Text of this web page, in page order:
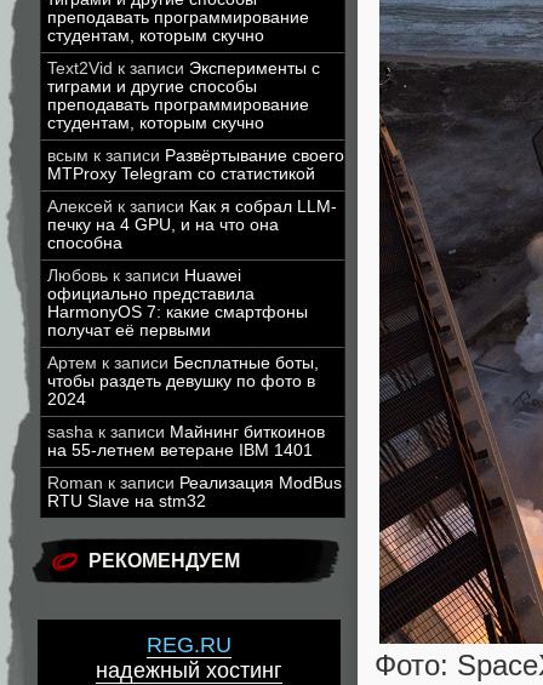
преподавать программирование
студентам, которым скучно
Text2Vid к записи Эксперименты с
тиграми и другие способы
преподавать программирование
студентам, которым скучно
всым к записи Развёртывание своего
MTProxy Telegram со статистикой
Алексей к записи Как я собрал LLM-
печку на 4 GPU, и на что она
способна
Любовь к записи Huawei
официально представила
HarmonyOS 7: какие смартфоны
получат её первыми
Артем к записи Бесплатные боты,
чтобы раздеть девушку по фото в
2024
sasha к записи Майнинг биткоинов
на 55-летнем ветеране IBM 1401
Roman к записи Реализация ModBus
RTU Slave на stm32
РЕКОМЕНДУЕМ
REG.RU
надежный хостинг
Фото: